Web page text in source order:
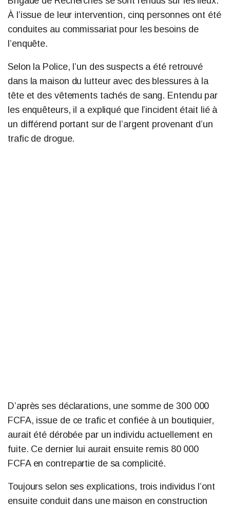
À l’issue de leur intervention, cinq personnes ont été
conduites au commissariat pour les besoins de
l’enquête.
Selon la Police, l’un des suspects a été retrouvé
dans la maison du lutteur avec des blessures à la
tête et des vêtements tachés de sang. Entendu par
les enquêteurs, il a expliqué que l’incident était lié à
un différend portant sur de l’argent provenant d’un
trafic de drogue.
D’après ses déclarations, une somme de 300 000
FCFA, issue de ce trafic et confiée à un boutiquier,
aurait été dérobée par un individu actuellement en
fuite. Ce dernier lui aurait ensuite remis 80 000
FCFA en contrepartie de sa complicité.
Toujours selon ses explications, trois individus l’ont
ensuite conduit dans une maison en construction